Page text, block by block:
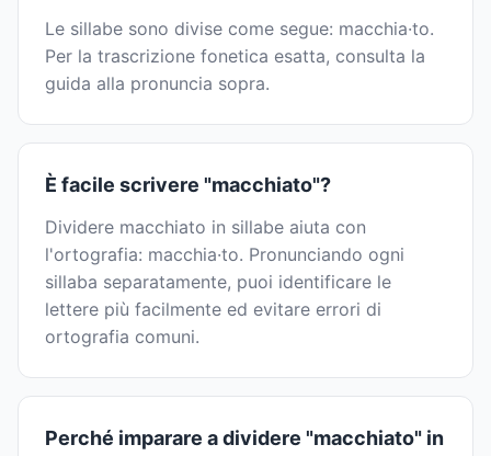
Le sillabe sono divise come segue: macchia·to.
Per la trascrizione fonetica esatta, consulta la
guida alla pronuncia sopra.
È facile scrivere "macchiato"?
Dividere macchiato in sillabe aiuta con
l'ortografia: macchia·to. Pronunciando ogni
sillaba separatamente, puoi identificare le
lettere più facilmente ed evitare errori di
ortografia comuni.
Perché imparare a dividere "macchiato" in